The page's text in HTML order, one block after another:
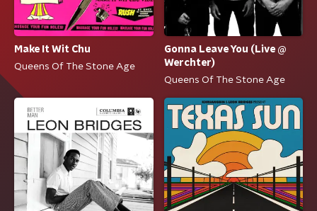
Make It Wit Chu
Queens Of The Stone Age
Gonna Leave You (Live @
Werchter)
Queens Of The Stone Age